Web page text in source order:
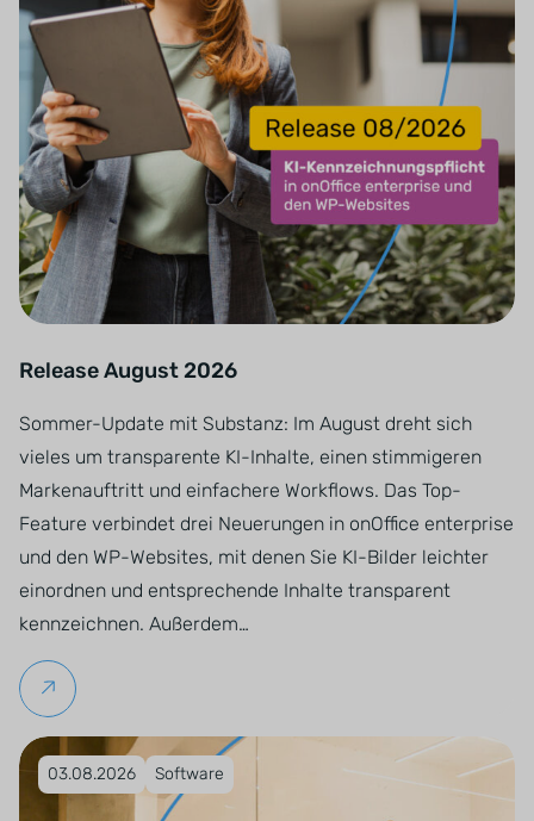
Release August 2026
Sommer-Update mit Substanz: Im August dreht sich
vieles um transparente KI-Inhalte, einen stimmigeren
Markenauftritt und einfachere Workflows. Das Top-
Feature verbindet drei Neuerungen in onOffice enterprise
und den WP-Websites, mit denen Sie KI-Bilder leichter
einordnen und entsprechende Inhalte transparent
kennzeichnen. Außerdem…
Weiterlesen
Veröffentlicht am 03.08.2026
03.08.2026 Software